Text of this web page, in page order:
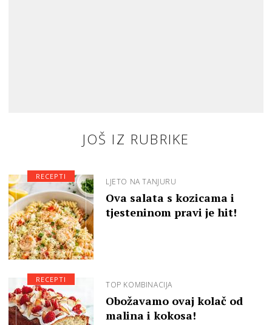
JOŠ IZ RUBRIKE
LJETO NA TANJURU
Ova salata s kozicama i
tjesteninom pravi je hit!
RECEPTI
TOP KOMBINACIJA
Obožavamo ovaj kolač od
malina i kokosa!
RECEPTI